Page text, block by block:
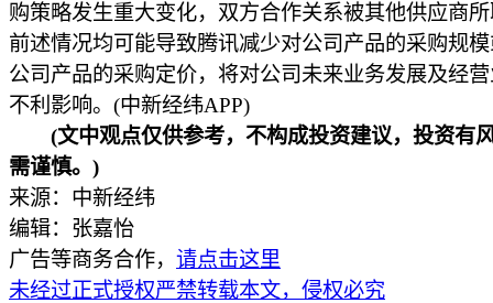
购策略发生重大变化，双方合作关系被其他供应商
前述情况均可能导致腾讯减少对公司产品的采购规
公司产品的采购定价，将对公司未来业务发展及经
不利影响。(中新经纬APP)
(文中观点仅供参考，不构成投资建议，投资有
需谨慎。)
来源：中新经纬
编辑：张嘉怡
广告等商务合作， 请点击这里
未经过正式授权严禁转载本文，侵权必究